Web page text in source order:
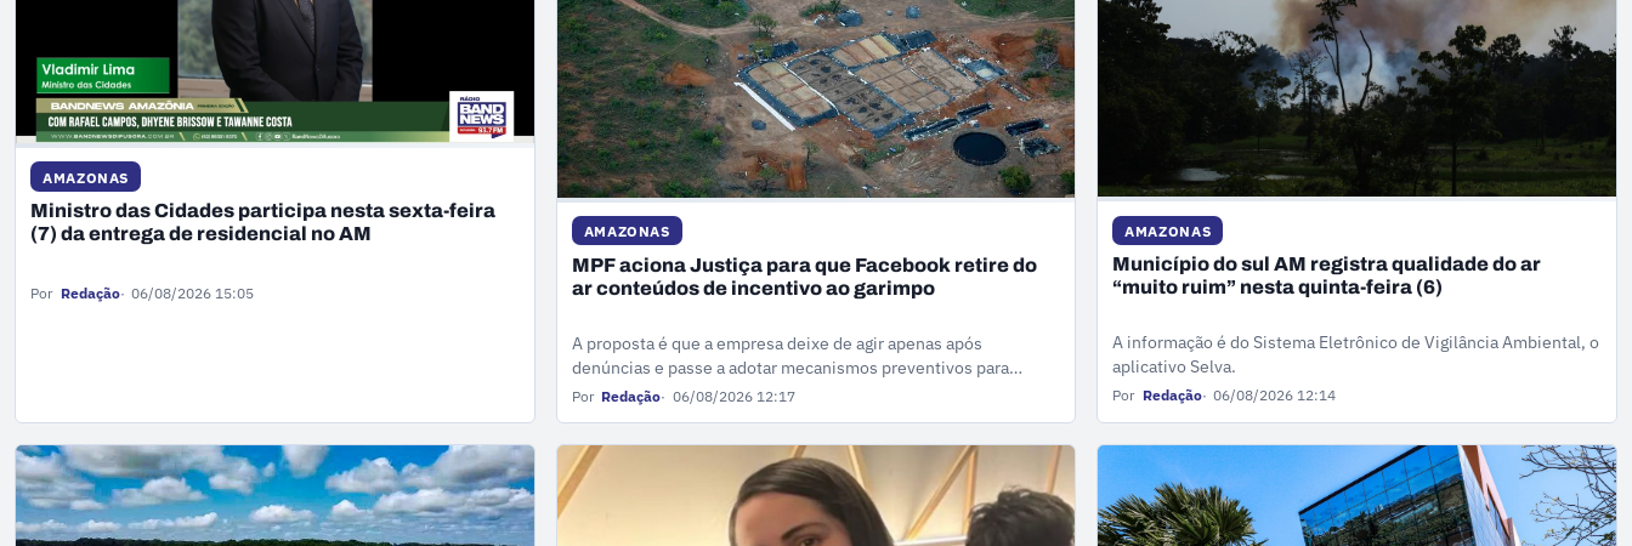
AMAZONAS
Ministro das Cidades participa nesta sexta-feira
(7) da entrega de residencial no AM
Por Redação 06/08/2026 15:05
AMAZONAS
MPF aciona Justiça para que Facebook retire do
ar conteúdos de incentivo ao garimpo
A proposta é que a empresa deixe de agir apenas após
denúncias e passe a adotar mecanismos preventivos para
bloquear esse tipo de publicação.
Por Redação 06/08/2026 12:17
AMAZONAS
Município do sul AM registra qualidade do ar
“muito ruim” nesta quinta-feira (6)
A informação é do Sistema Eletrônico de Vigilância Ambiental, o
aplicativo Selva.
Por Redação 06/08/2026 12:14